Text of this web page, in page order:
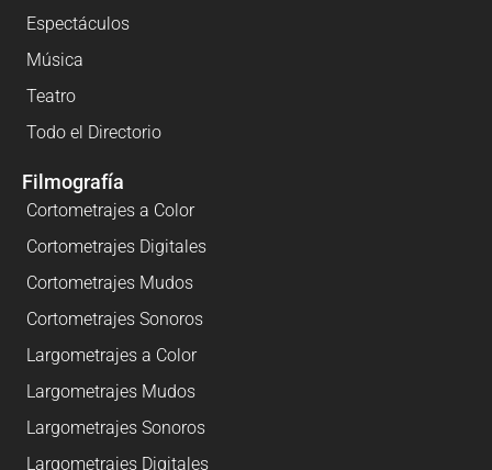
Espectáculos
Música
Teatro
Todo el Directorio
Filmografía
Cortometrajes a Color
Cortometrajes Digitales
Cortometrajes Mudos
Cortometrajes Sonoros
Largometrajes a Color
Largometrajes Mudos
Largometrajes Sonoros
Largometrajes Digitales